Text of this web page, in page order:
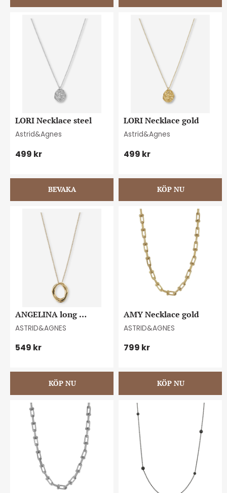
LORI Necklace steel
Astrid&Agnes
499 kr
LORI Necklace gold
Astrid&Agnes
499 kr
ANGELINA long
necklace gold
ASTRID&AGNES
549 kr
AMY Necklace gold
ASTRID&AGNES
799 kr